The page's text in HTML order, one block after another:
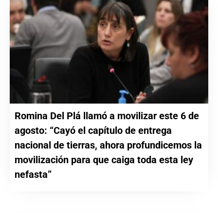
Romina Del Plá llamó a movilizar este 6 de
agosto: “Cayó el capítulo de entrega
nacional de tierras, ahora profundicemos la
movilización para que caiga toda esta ley
nefasta”